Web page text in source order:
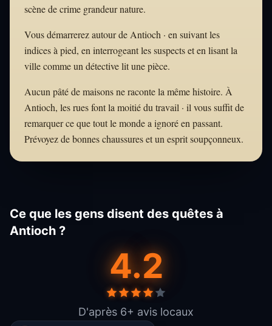
scène de crime grandeur nature.
Vous démarrerez autour de Antioch · en suivant les
indices à pied, en interrogeant les suspects et en lisant la
ville comme un détective lit une pièce.
Aucun pâté de maisons ne raconte la même histoire. À
Antioch, les rues font la moitié du travail · il vous suffit de
remarquer ce que tout le monde a ignoré en passant.
Prévoyez de bonnes chaussures et un esprit soupçonneux.
Ce que les gens disent des quêtes à
Antioch ?
4.2
D'après 6+ avis locaux